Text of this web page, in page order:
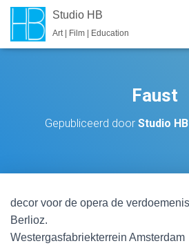
Studio HB
Art | Film | Education
Faust
Gepubliceerd door Studio HB
decor voor de opera de
Berlioz.
Westergasfabriekterrein Amsterdam